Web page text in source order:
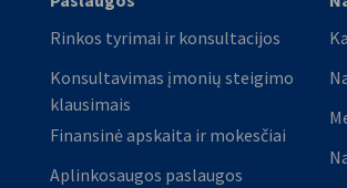
Rinkos tyrimai ir konsultacijos
Konsultavimas įmonių steigimo
klausimais
Finansinė apskaita ir mokesčiai
Aplinkosaugos paslaugos